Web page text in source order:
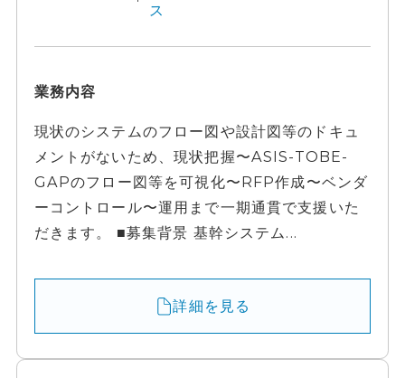
ス
業務内容
現状のシステムのフロー図や設計図等のドキュ
メントがないため、現状把握〜ASIS-TOBE-
GAPのフロー図等を可視化〜RFP作成〜ベンダ
ーコントロール〜運用まで一期通貫で支援いた
だきます。 ■募集背景 基幹システム...
詳細を見る